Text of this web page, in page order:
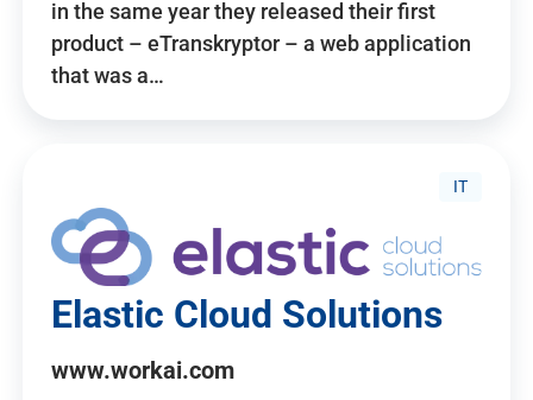
in the same year they released their first
product – eTranskryptor – a web application
that was a…
IT
Elastic Cloud Solutions
www.workai.com